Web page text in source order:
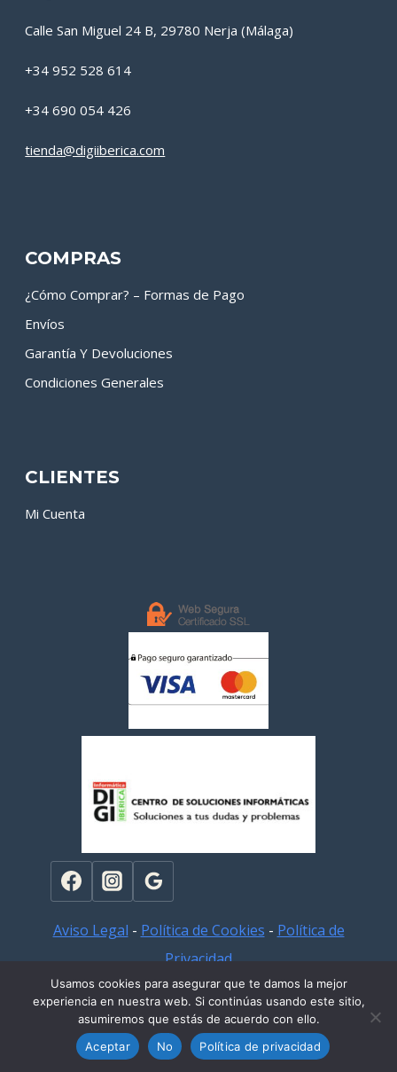
Calle San Miguel 24 B, 29780 Nerja (Málaga)
+34 952 528 614
+34 690 054 426
tienda@digiiberica.com
COMPRAS
¿Cómo Comprar? – Formas de Pago
Envíos
Garantía Y Devoluciones
Condiciones Generales
CLIENTES
Mi Cuenta
Aviso Legal - Política de Cookies - Política de
Privacidad
© 2026
Revocar el consentimiento
Usamos cookies para asegurar que te damos la mejor
experiencia en nuestra web. Si continúas usando este sitio,
asumiremos que estás de acuerdo con ello.
Aceptar
No Política de privacidad